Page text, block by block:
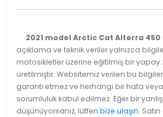
2021 model Arctic Cat Alterra 450
açıklama ve teknik veriler yalnızca
motosikletler üzerine eğitilmiş bir yapay
üretilmiştir. Websitemiz verilen bu
garanti etmez ve herhangi bir hata
sorumluluk kabul edilmez. Eğer bir
düşünüyorsanız, lütfen bize ulaşın.